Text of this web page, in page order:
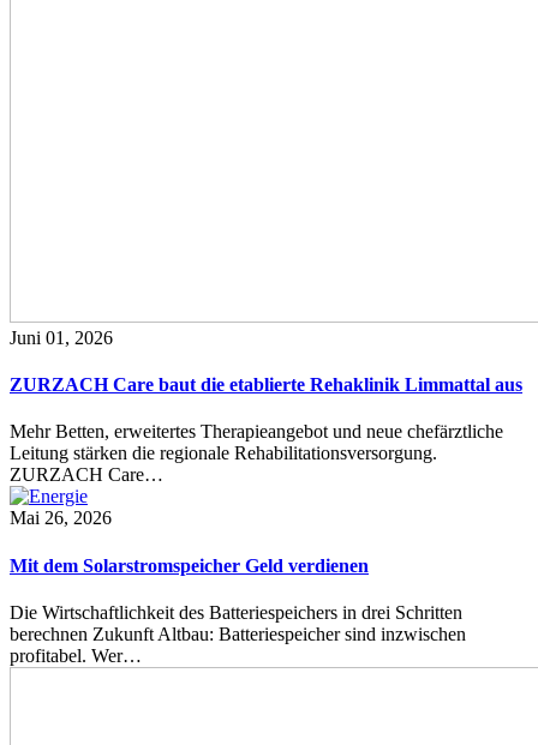
Juni 01, 2026
ZURZACH Care baut die etablierte Rehaklinik Limmattal aus
Mehr Betten, erweitertes Therapieangebot und neue chefärztliche
Leitung stärken die regionale Rehabilitationsversorgung.
ZURZACH Care…
Mai 26, 2026
Mit dem Solarstromspeicher Geld verdienen
Die Wirtschaftlichkeit des Batteriespeichers in drei Schritten
berechnen Zukunft Altbau: Batteriespeicher sind inzwischen
profitabel. Wer…